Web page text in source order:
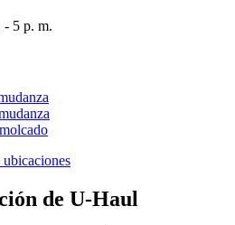
- 5 p. m.
ubicaciones
de U-Haul